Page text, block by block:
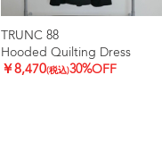
TRUNC 88
Hooded Quilting Dress
￥8,470(税込)30%OFF